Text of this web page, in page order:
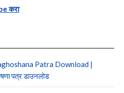
करा
Patra Download |
पत्र डाउनलोड